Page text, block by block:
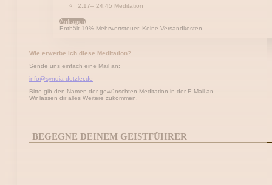
2:17– 24:45 Meditation
Anfragen
Enthält 19% Mehrwertsteuer. Keine Versandkosten.
Wie erwerbe ich diese Meditation?
Sende uns einfach eine Mail an:
info@syndia-detzler.de
Bitte gib den Namen der gewünschten Meditation in der E-Mail an.
Wir lassen dir alles Weitere zukommen.
BEGEGNE DEINEM GEISTFÜHRER